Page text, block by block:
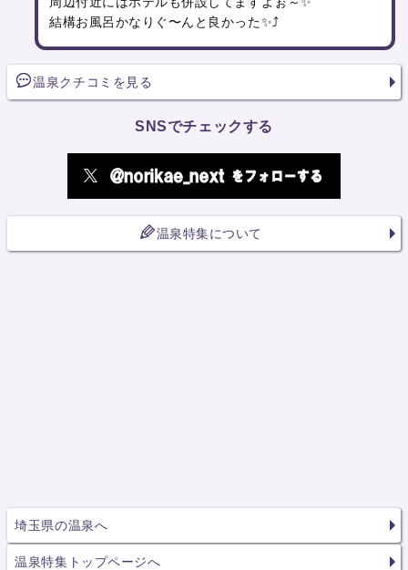
結構お風呂かなりぐ〜んと良かった✨⤴️
温泉クチコミを見る
SNSでチェックする
温泉特集について
埼玉県の温泉へ
温泉特集トップページへ